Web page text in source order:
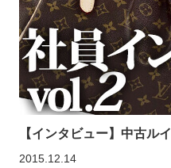
【インタビュー】中古ル
2015.12.14